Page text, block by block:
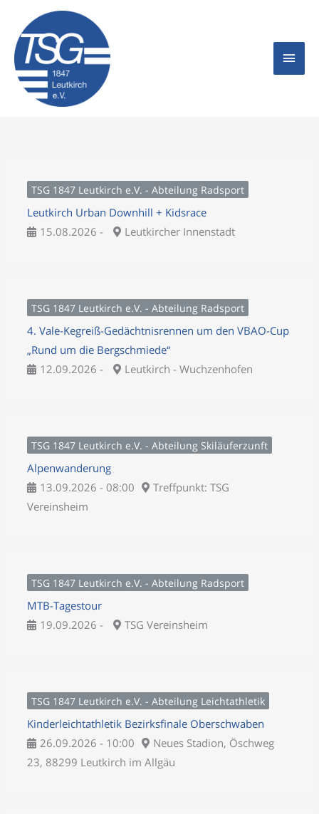
Inhalt
springen
TSG 1847 Leutkirch e.V. - Abteilung Radsport
Leutkirch Urban Downhill + Kidsrace
15.08.2026 -
Leutkircher Innenstadt
TSG 1847 Leutkirch e.V. - Abteilung Radsport
4. Vale-Kegreiß-Gedächtnisrennen um den VBAO-Cup
„Rund um die Bergschmiede“
12.09.2026 -
Leutkirch - Wuchzenhofen
TSG 1847 Leutkirch e.V. - Abteilung Skiläuferzunft
Alpenwanderung
13.09.2026 - 08:00
Treffpunkt: TSG
Vereinsheim
TSG 1847 Leutkirch e.V. - Abteilung Radsport
MTB-Tagestour
19.09.2026 -
TSG Vereinsheim
TSG 1847 Leutkirch e.V. - Abteilung Leichtathletik
Kinderleichtathletik Bezirksfinale Oberschwaben
26.09.2026 - 10:00
Neues Stadion, Öschweg
23, 88299 Leutkirch im Allgäu